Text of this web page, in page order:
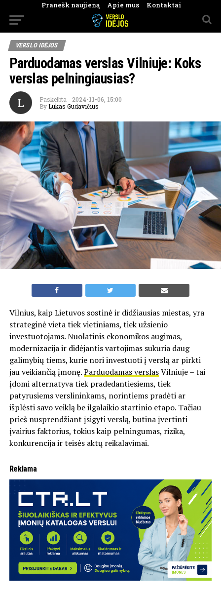
Pranešk naujieną Apie mus Kontaktai
VERSLO IDĖJOS
Parduodamas verslas Vilniuje: Koks
verslas pelningiausias?
L Paskelbta - 2024-11-06, 15:00
By Lukas Gudavičius
Vilnius, kaip Lietuvos sostinė ir didžiausias miestas, yra
strateginė vieta tiek vietiniams, tiek užsienio
investuotojams. Nuolatinis ekonomikos augimas,
modernizacija ir didėjantis vartojimas sukuria daug
galimybių tiems, kurie nori investuoti į verslą ar pirkti
jau veikiančią įmonę.Parduodamas verslasVilniuje – tai
įdomi alternatyva tiek pradedantiesiems, tiek
patyrusiems verslininkams, norintiems pradėti ar
išplėsti savo veiklą be ilgalaikio startinio etapo. Tačiau
prieš nusprendžiant įsigyti verslą, būtina įvertinti
įvairius faktorius, tokius kaip pelningumas, rizika,
konkurencija ir teisės aktų reikalavimai.
Reklama